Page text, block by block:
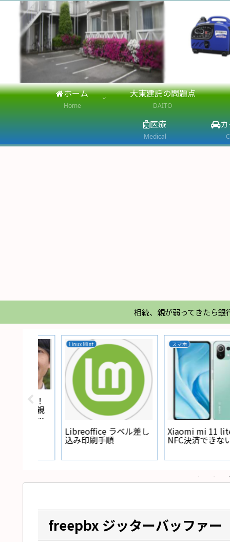
ホーム
Home
大東建託の問題点
DAITO
医療
Medical
相続、親が弱ってきたら
Regza 32Z 電源ランプ
が点灯しない
エアコン
【実験】エアコンフレ
ア面に塗るナイログと
エアコンパルのガス漏
れ防止力実験
freepbx ジッターバッファー